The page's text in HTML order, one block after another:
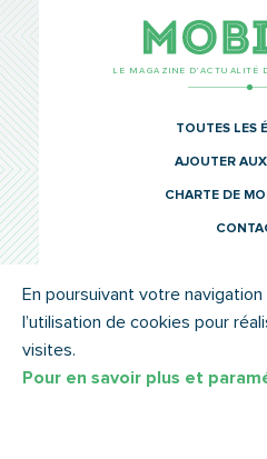
LE MAGAZINE D’ACTUALITÉ
TOUTES LES
AJOUTER
CHARTE DE
© SYTRAL MOBILITÉS 2022
En poursuivant votre
l’utilisation de cookies pour
visites.
Pour en savoir plus et